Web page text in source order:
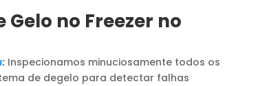
Gelo no Freezer no
: Inspecionamos minuciosamente todos os
de degelo para detectar falhas